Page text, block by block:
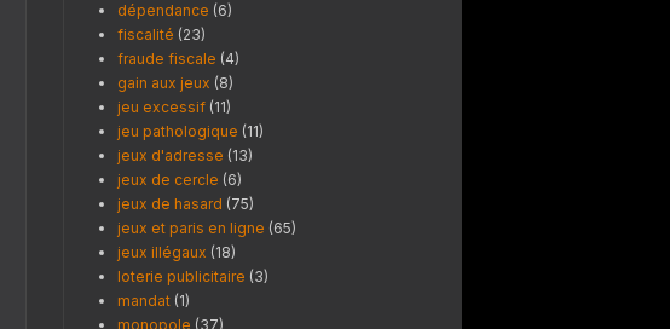
dépendance (6)
fiscalité (23)
fraude fiscale (4)
gain aux jeux (8)
jeu excessif (11)
jeu pathologique (11)
jeux d'adresse (13)
jeux de cercle (6)
jeux de hasard (75)
jeux et paris en ligne (65)
jeux illégaux (18)
loterie publicitaire (3)
mandat (1)
monopole (37)